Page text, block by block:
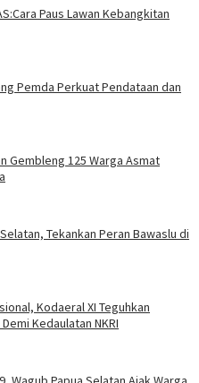
Paus Lawan Kebangkitan
Pemda Perkuat Pendataan dan
Gembleng 125 Warga Asmat
Tekankan Peran Bawaslu di
Kodaeral XI Teguhkan
Kedaulatan NKRI